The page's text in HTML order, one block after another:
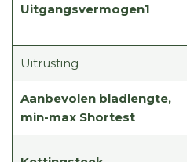
Uitgangsvermogen1
Uitrusting
Aanbevolen bladlengte,
min-max Shortest